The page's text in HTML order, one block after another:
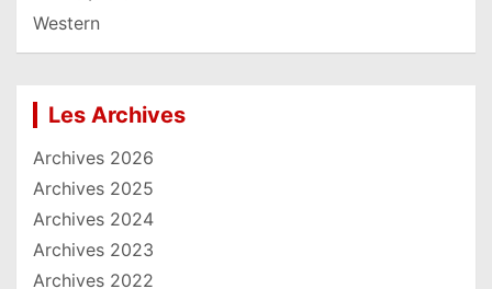
Western
Les Archives
Archives 2026
Archives 2025
Archives 2024
Archives 2023
Archives 2022